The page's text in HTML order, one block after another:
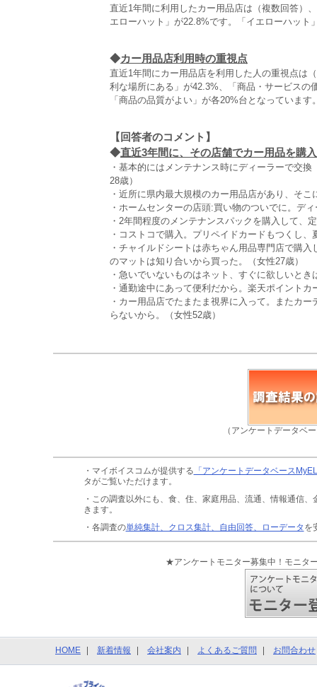
直近1年間に利用したカー用品店は（複数回答）
エローハット」が22.8%です。「イエローハット
◆カー用品店利用時の重視点
直近1年間にカー用品店を利用した人の重視点は
利な場所にある」が42.3%、「商品・サービス
「商品の品質がよい」が各20%台となっています
【回答者のコメント】
◆直近3年間に、その店舗でカー用品を購
・基本的にはメンテナンス時にディーラーで交
28歳）
・近所に県内最大規模のカー用品店があり、そ
・ホームセンターの店頭:買い物のついでに。デ
・2年間程度のメンテナンスパックを購入して、
・コストコで購入。プリペイドカードもつくし
・チャイルドシートは赤ちゃん用品専門店で購
のマットは知り合いから買った。（女性27歳）
・急いでいないものはネット、すぐに欲しいと
・通勤途中にあって便利だから。楽天ポイント
・カー用品店でたまたま視界に入って。またカ
らないから。（女性52歳）
（アンケートデータベ
・マイボイスコムが提供する 「アンケートデータベース
タがご覧いただけます。
・この調査以外にも、食、住、家庭用品、流通、情報通信、
きます。
・各調査の単純集計、クロス集計、自由回答、ローデータ を
★アンケートモニター募集中！モニタ
HOME 新着情報 会社案内 よくあるご質問 お問合わせ